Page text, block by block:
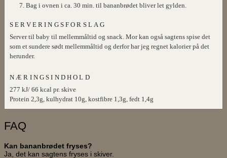
Bag i ovnen i ca. 30 min. til bananbrødet bliver let gylden.
SERVERINGSFORSLAG
Server til baby til mellemmåltid og snack. Mor kan også sagtens spise det
som et sundere sødt mellemmåltid og derfor har jeg regnet kalorier på det
herunder.
NÆRINGSINDHOLD
277 kJ/ 66 kcal pr. skive
Protein 2,3g, kulhydrat 10g, kostfibre 1,3g, fedt 1,4g
FAQ
Kan bananbrødet fryses?
Ja, det kan sagtens fryses i skiver.